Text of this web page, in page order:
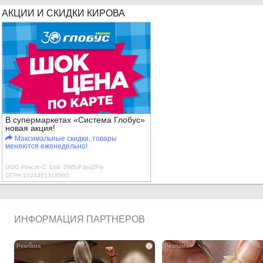
АКЦИИ И СКИДКИ КИРОВА
В супермаркетах «Система Глобус»
новая акция!
Максимальные скидки, товары
меняются еженедельно!
ООО Роксэт-С, Erid: 2W5zFJpyZPw
ОГРН 1024301315500
ИНФОРМАЦИЯ ПАРТНЕРОВ
i